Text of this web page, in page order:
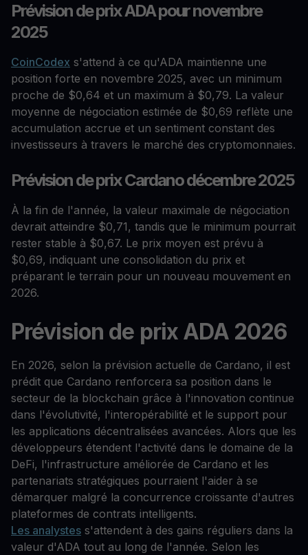
Prévision de prix ADA pour novembre
2025
CoinCodex s'attend à ce qu'ADA maintienne une
position forte en novembre 2025, avec un minimum
proche de $0,64 et un maximum à $0,79. La valeur
moyenne de négociation estimée de $0,69 reflète une
accumulation accrue et un sentiment constant des
investisseurs à travers le marché des cryptomonnaies.
Prévision de prix Cardano décembre 2025
À la fin de l'année, la valeur maximale de négociation
devrait atteindre $0,71, tandis que le minimum pourrait
rester stable à $0,67. Le prix moyen est prévu à
$0,69, indiquant une consolidation du prix et
préparant le terrain pour un nouveau mouvement en
2026.
Prévision de prix ADA 2026
En 2026, selon la prévision actuelle de Cardano, il est
prédit que Cardano renforcera sa position dans le
secteur de la blockchain grâce à l'innovation continue
dans l'évolutivité, l'interopérabilité et le support pour
les applications décentralisées avancées. Alors que les
développeurs étendent l'activité dans le domaine de la
DeFi, l'infrastructure améliorée de Cardano et les
partenariats stratégiques pourraient l'aider à se
démarquer malgré la concurrence croissante d'autres
plateformes de contrats intelligents.
Les analystes s'attendent à des gains réguliers dans la
valeur d'ADA tout au long de l'année. Selon les